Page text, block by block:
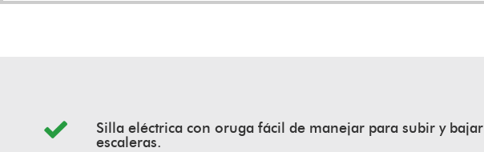
Silla eléctrica con oruga fácil de manejar para subir y bajar
escaleras.